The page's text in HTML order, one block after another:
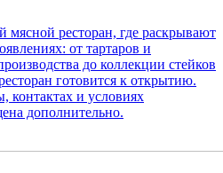
ресторан, где раскрывают
от тартаров и
до коллекции стейков
готовится к открытию.
контактах и условиях
дополнительно.